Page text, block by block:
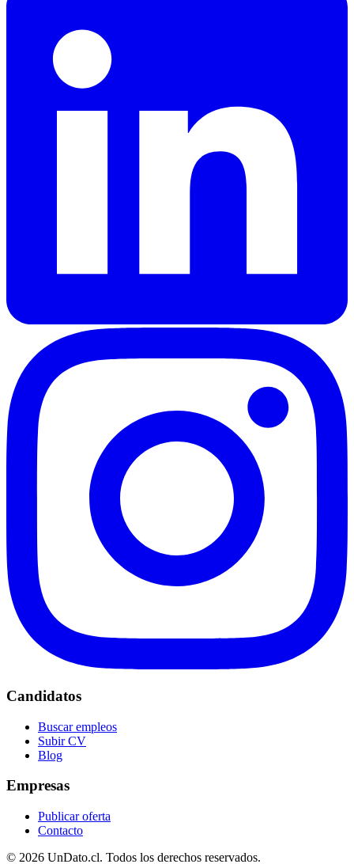
Candidatos
Buscar empleos
Subir CV
Blog
Empresas
Publicar oferta
Contacto
© 2026 UnDato.cl. Todos los derechos reservados.